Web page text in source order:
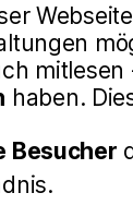
haben.
Besucher